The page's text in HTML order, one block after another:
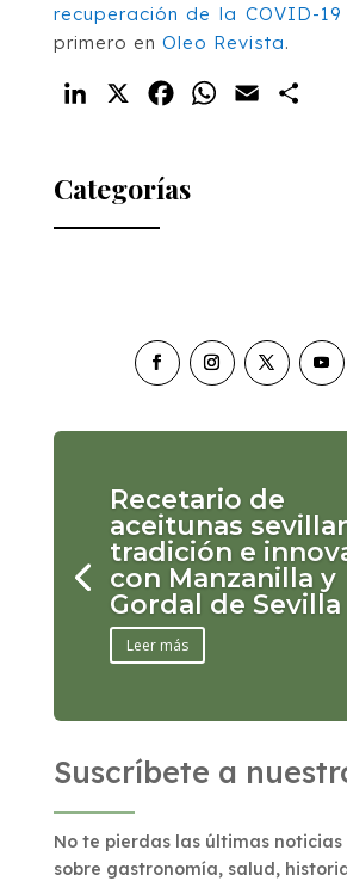
recuperación de la COVID-19
primero en Oleo Revista.
LinkedIn FacebookWhatsApp
Email
Categorías
Recetario de
aceitunas
tradición e
con Manzanilla y
Gordal de Sevilla
Leer más
Suscríbete a
No te pierdas las últimas noticias
sobre gastronomía, salud,